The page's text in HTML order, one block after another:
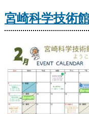
宮崎科学技術